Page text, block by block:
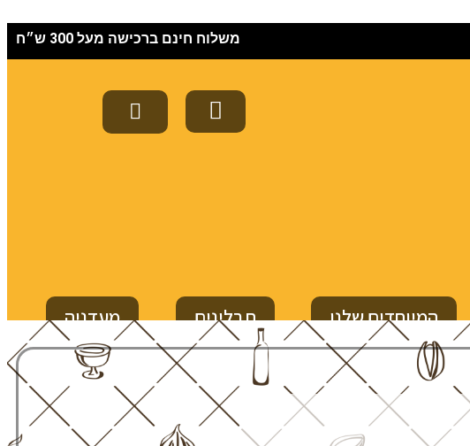
משלוח חינם ברכישה מעל 300 ש״ח
המיוחדים שלנו תבלינים מעדניה